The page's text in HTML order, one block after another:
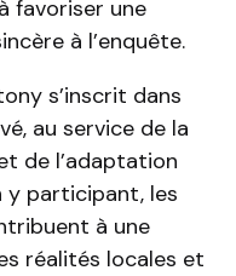
favoriser une
à l’enquête.
s’inscrit dans
au service de la
de l’adaptation
y participant, les
à une
réalités locales et